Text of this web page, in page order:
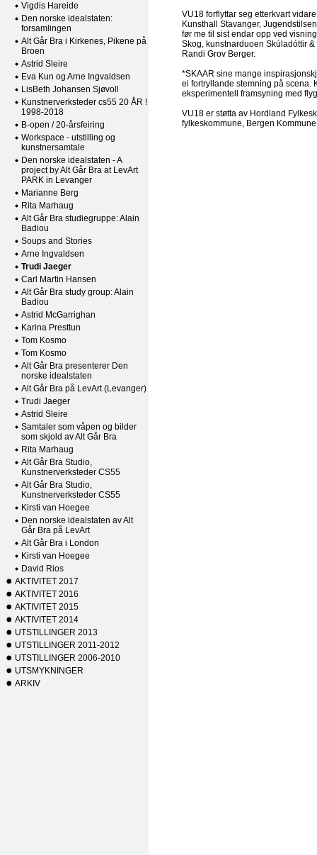
Vigdis Hareide
Den norske idealstaten:
forsamlingen
Alt Går Bra i Kirkenes, Pikene på
Broen
Astrid Sleire
Eva Kun og Arne Ingvaldsen
LisBeth Johansen Sjøvoll
Kunstnerverksteder cs55 20 ÅR !
1998-2018
B-open / 20-årsfeiring
Workspace - utstilling og
kunstnersamtale
Den norske idealstaten - A
project by Alt Går Bra at LevArt
PARK in Levanger
Marianne Berg
Rita Marhaug
Alt Går Bra studiegruppe: Alain
Badiou
Soups and Stories
Arne Ingvaldsen
Trudi Jaeger
Carl Martin Hansen
Alt Går Bra study group: Alain
Badiou
Astrid McGarrighan
Karina Presttun
Tom Kosmo
Tom Kosmo
Alt Går Bra presenterer Den
norske idealstaten
Alt Går Bra på LevArt (Levanger)
Trudi Jaeger
Astrid Sleire
Samtaler som våpen og bilder
som skjold av Alt Går Bra
Rita Marhaug
Alt Går Bra Studio,
Kunstnerverksteder CS55
Alt Går Bra Studio,
Kunstnerverksteder CS55
Kirsti van Hoegee
Den norske idealstaten av Alt
Går Bra på LevArt
Alt Går Bra i London
Kirsti van Hoegee
David Rios
AKTIVITET 2017
AKTIVITET 2016
AKTIVITET 2015
AKTIVITET 2014
UTSTILLINGER 2013
UTSTILLINGER 2011-2012
UTSTILLINGER 2006-2010
UTSMYKNINGER
ARKIV
VU18 forflyttar seg etterkvart
Kunsthall Stavanger,
før me til sist endar opp ved
Skog, kunstnarduoen Skúladóttir
Randi Grov Berger.
*SKAAR sine mange
ei fortryllande stemning på scena.
eksperimentell framsyning med
VU18 er støtta av Hordland
fylkeskommune, Bergen